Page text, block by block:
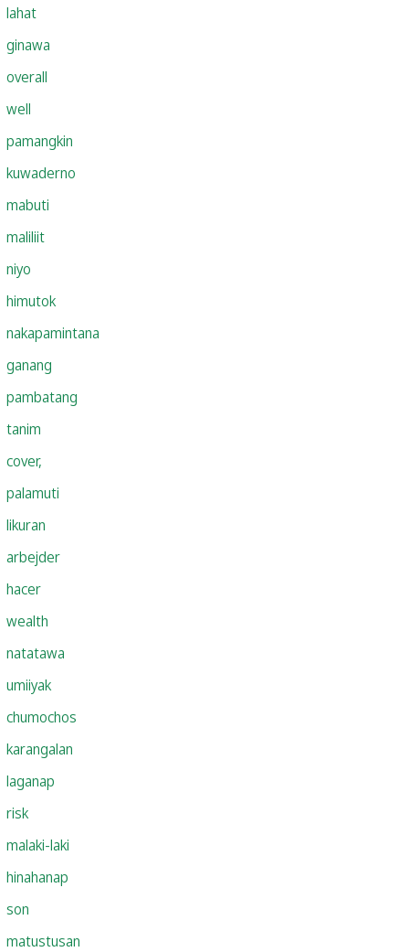
lahat
ginawa
overall
well
pamangkin
kuwaderno
mabuti
maliliit
niyo
himutok
nakapamintana
ganang
pambatang
tanim
cover,
palamuti
likuran
arbejder
hacer
wealth
natatawa
umiiyak
chumochos
karangalan
laganap
risk
malaki-laki
hinahanap
son
matustusan